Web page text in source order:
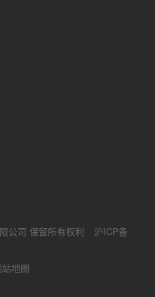
公司 保留所有权利
沪ICP备
站地图